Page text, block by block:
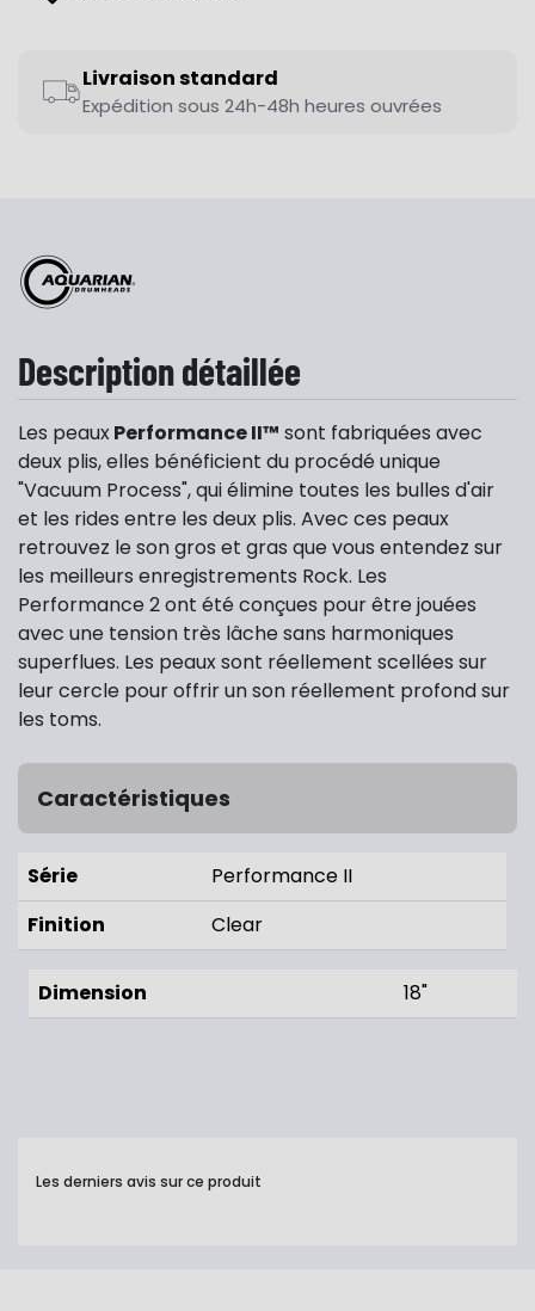
Livraison standard
Expédition sous 24h-48h heures ouvrées
Description détaillée
Les peauxPerformance II™ sont fabriquées avec
deux plis, elles bénéficient du procédé unique
"Vacuum Process", qui élimine toutes les bulles d'air
et les rides entre les deux plis. Avec ces peaux
retrouvez le son gros et gras que vous entendez sur
les meilleurs enregistrements Rock. Les
Performance 2 ont été conçues pour être jouées
avec une tension très lâche sans harmoniques
superflues. Les peaux sont réellement scellées sur
leur cercle pour offrir un son réellement profond sur
les toms.
Caractéristiques
Série
Performance II
Finition
Clear
Dimension 18"
Les derniers avis sur ce produit